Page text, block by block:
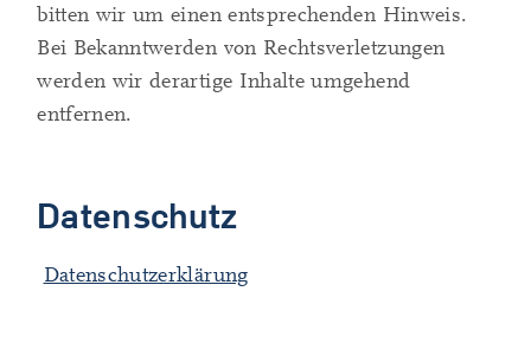
bitten wir um einen entsprechenden Hinweis.
Bei Bekanntwerden von Rechtsverletzungen
werden wir derartige Inhalte umgehend
entfernen.
Datenschutz
Datenschutzerklärung